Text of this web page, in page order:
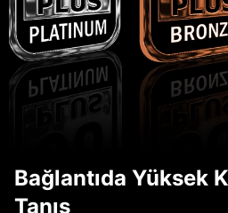
Bağlantıda Yüksek
Tanış